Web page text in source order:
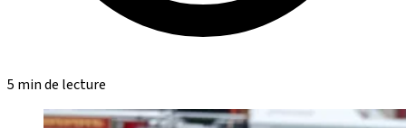
5 min de lecture